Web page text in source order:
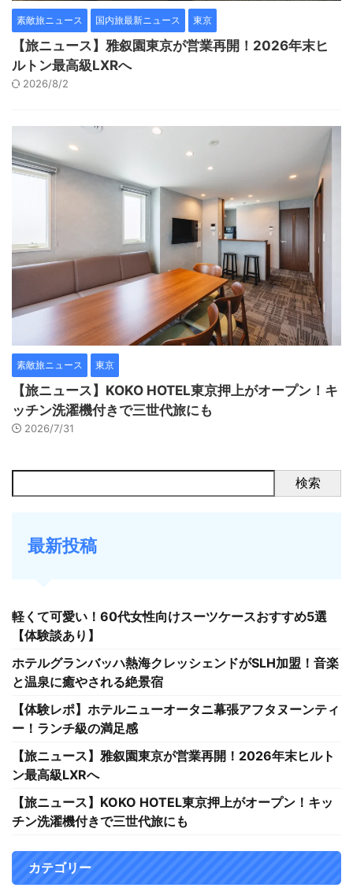
素敵旅ニュース 国内旅最新ニュース 東京
【旅ニュース】雅叙園東京が営業再開！2026年末ヒ
ルトン最高級LXRへ
2026/8/2
素敵旅ニュース 東京
【旅ニュース】KOKO HOTEL東京押上がオープン！キ
ッチン洗濯機付きで三世代旅にも
2026/7/31
検索
最新投稿
軽くて可愛い！60代女性向けスーツケースおすすめ5選
【体験談あり】
ホテルグランバッハ熱海クレッシェンドがSLH加盟！音楽
と温泉に癒やされる絶景宿
【体験レポ】ホテルニューオータニ幕張アフタヌーンティ
ー！ランチ級の満足感
【旅ニュース】雅叙園東京が営業再開！2026年末ヒルト
ン最高級LXRへ
【旅ニュース】KOKO HOTEL東京押上がオープン！キッ
チン洗濯機付きで三世代旅にも
カテゴリー